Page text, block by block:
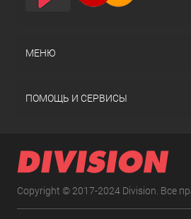
МЕНЮ
ПОМОЩЬ И СЕРВИСЫ
Copyright © 2017-2024 Division. Все